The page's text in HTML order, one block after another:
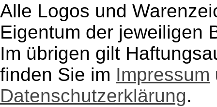
Alle Logos und
Eigentum der jeweiligen
Im übrigen gilt
finden Sie im Impressum
Datenschutzerklärung.